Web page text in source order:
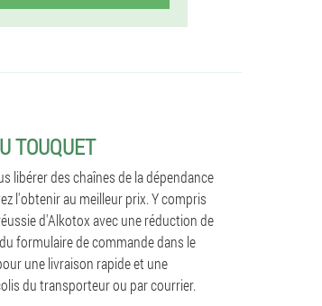
TOUQUET
libérer des chaînes de la dépendance
l'obtenir au meilleur prix. Y compris
d'Alkotox avec une réduction de
formulaire de commande dans le
une livraison rapide et une
du transporteur ou par courrier.